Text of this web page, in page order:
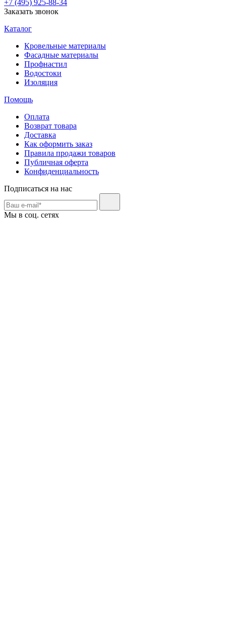
+7 (495) 925-88-34
Заказать звонок
Каталог
Кровельные материалы
Фасадные материалы
Профнастил
Водостоки
Изоляция
Помощь
Оплата
Возврат товара
Доставка
Как оформить заказ
Правила продажи товаров
Публичная оферта
Конфиденциальность
Подписаться на нас
Мы в соц. сетях